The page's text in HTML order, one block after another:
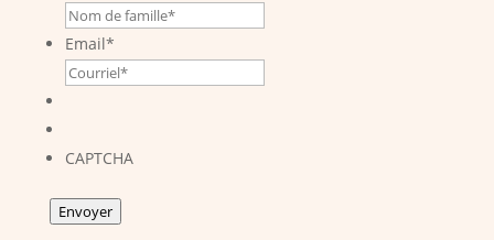
Email*
CAPTCHA
Envoyer